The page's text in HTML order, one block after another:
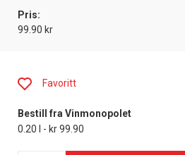
Pris:
99.90 kr
Favoritt
Bestill fra Vinmonopolet
0.20 l - kr 99.90